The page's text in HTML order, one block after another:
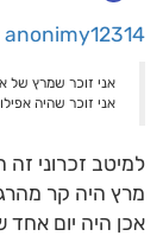
anonimy12314
אני זוכר שמרץ של
אני זוכר שהיה אפילו יום של -4 בערך
למיטב זכרוני זה
מרץ היה קר
אכן היה יום אחד של 4- בנמוכות אבל זה נדיר